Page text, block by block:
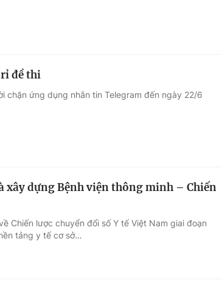
đề thi
chặn ứng dụng nhắn tin Telegram đến ngày 22/6
xây dựng Bệnh viện thông minh – Chiến
Chiến lược chuyển đổi số Y tế Việt Nam giai đoạn
tảng y tế cơ sở…